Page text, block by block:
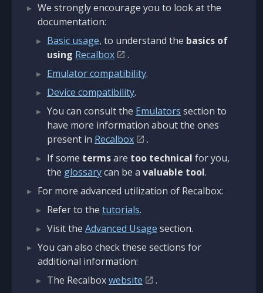
We strongly encourage you to look at the
documentation:
Basic usage, to understand the basics of
using Recalbox
.
Emulator compatibility.
Device compatibility.
You can consult the Emulators section to
have more information about the ones
present in Recalbox
.
If some termsare too technical for you,
the glossarycan be a valuable tool.
For more advanced utilization of Recalbox:
Refer to the tutorials.
Visit the Advanced Usage section.
You can also check these sections for
additional information:
The Recalboxwebsite
.